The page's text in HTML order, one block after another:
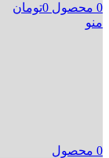
0 محصول 0تومان
منو
0 محصول